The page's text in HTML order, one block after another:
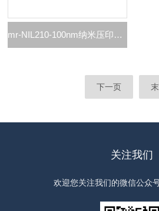
mr-NIL210-100nm纳米压印光刻胶mr-NIL210系列
下一页
关注我们
欢迎您关注我们的微信公众